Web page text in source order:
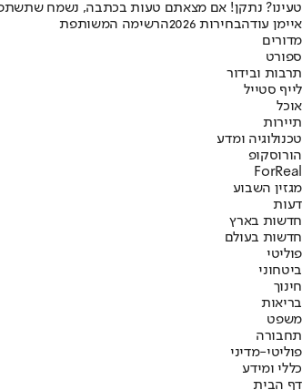
טעינו? נתקן! אם מצאתם טעות בכתבה, נשמח
איימן עודהבחירות 2026
הרשימה המשותפת
מדורים
ספורט
תרבות ובידור
לייף סטייל
אוכל
תיירות
טכנולוגיה ומדע
הורוסקופ
ForReal
מגזין השבוע
דעות
חדשות בארץ
חדשות בעולם
פוליטי
ביטחוני
חינוך
בריאות
משפט
תחבורה
פוליטי-מדיני
כללי ומידע
דף הבית